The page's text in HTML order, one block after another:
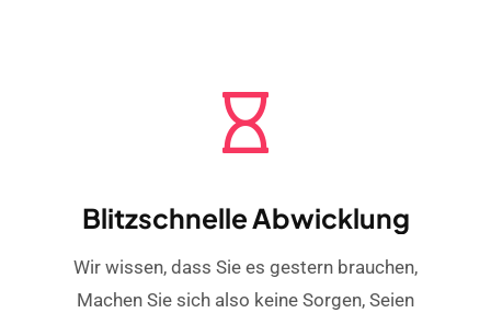
Blitzschnelle Abwicklung
Wir wissen, dass Sie es gestern brauchen,
Machen Sie sich also keine Sorgen, Seien